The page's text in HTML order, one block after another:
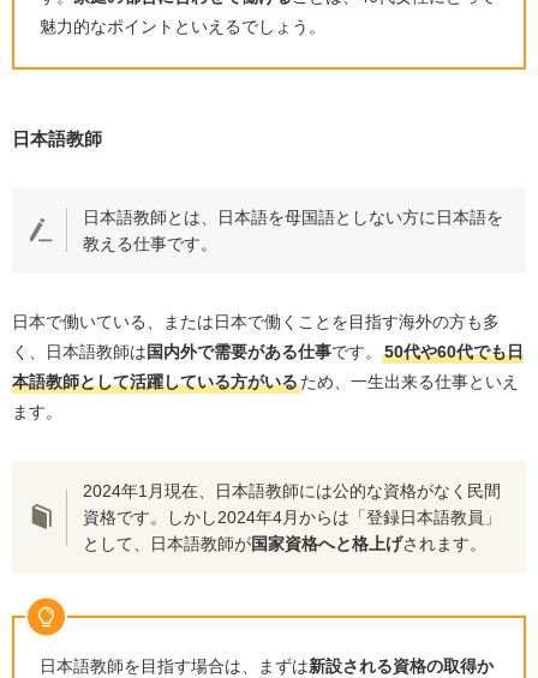
魅力的なポイントといえるでしょう。
日本語教師
日本語教師とは、日本語を母国語としない方に日本語を
教える仕事です。
日本で働いている、または日本で働くことを目指す海外の方も多
く、日本語教師は国内外で需要がある仕事です。 50代や60代でも日
本語教師として活躍している方がいるため、一生出来る仕事といえ
ます。
2024年1月現在、日本語教師には公的な資格がなく民間
資格です。しかし2024年4月からは「登録日本語教員」
として、日本語教師が国家資格へと格上げされます。
日本語教師を目指す場合は、まずは新設される資格の取得か